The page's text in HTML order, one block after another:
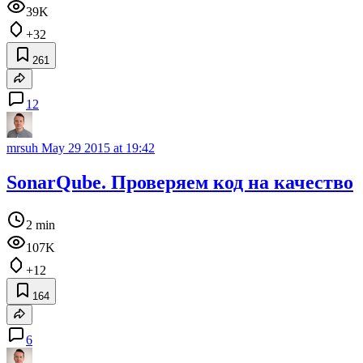
39K
+32
261
12
mrsuh May 29 2015 at 19:42
SonarQube. Проверяем код на качество
2 min
107K
+12
164
6